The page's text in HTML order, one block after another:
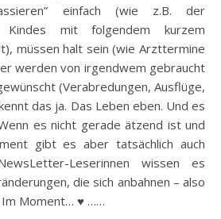
einfach (wie z.B. der
Kindes mit folgendem kurzem
müssen halt sein (wie Arzttermine
werden von irgendwem gebraucht
(Verabredungen, Ausflüge,
das ja. Das Leben eben. Und es
es nicht gerade ätzend ist und
gibt es aber tatsächlich auch
Leserinnen wissen es
die sich anbahnen – also
Im Moment… ♥ ……